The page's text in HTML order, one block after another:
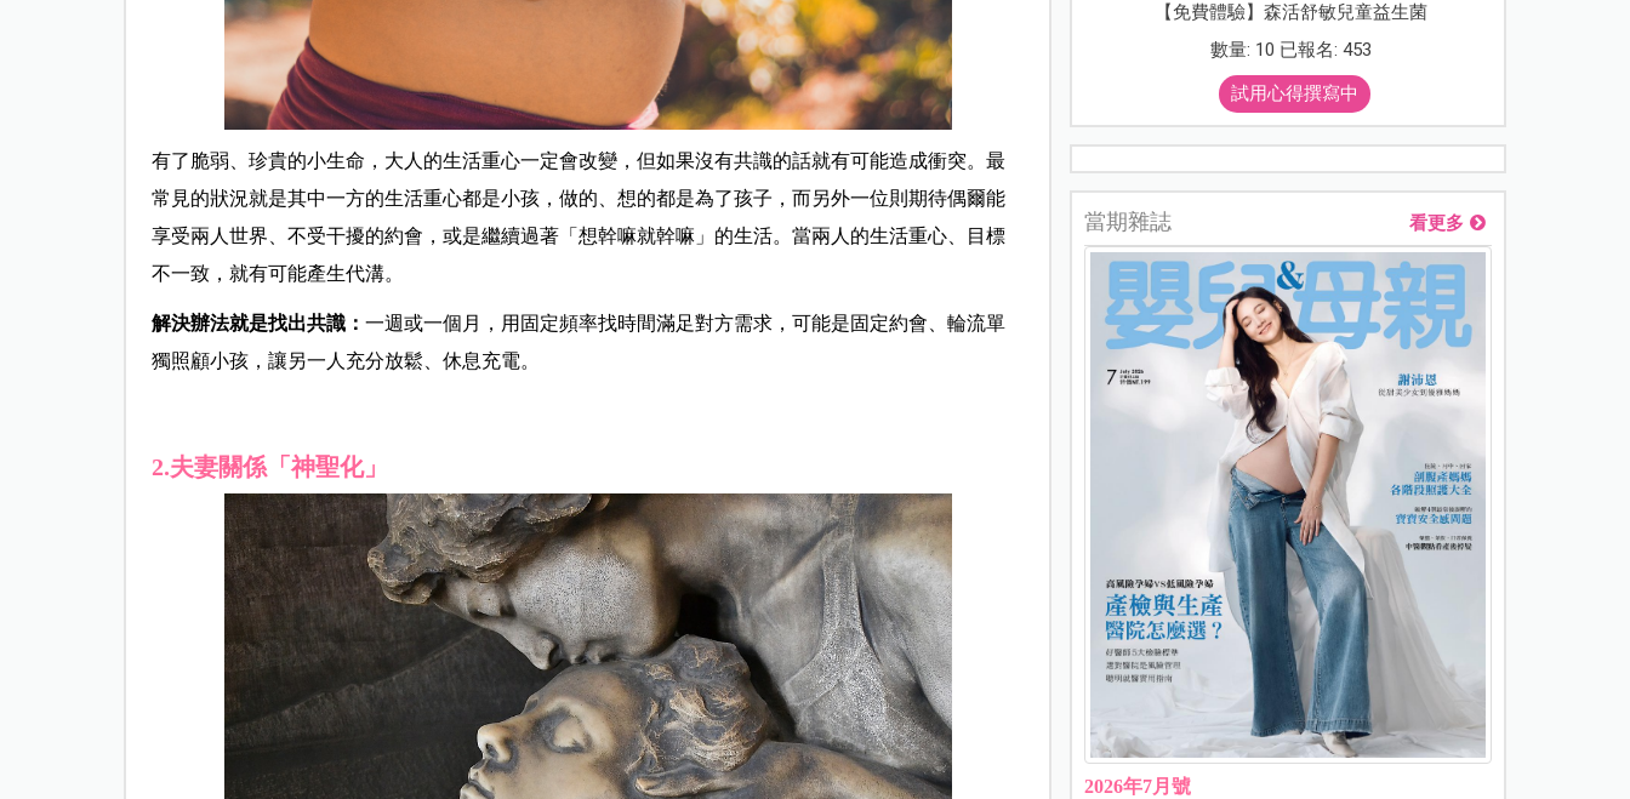
有了脆弱、珍貴的小生命，大人的生活重心一定會改變，但如果沒有共識的話就有可能造成衝突。最
常見的狀況就是其中一方的生活重心都是小孩，做的、想的都是為了孩子，而另外一位則期待偶爾能
享受兩人世界、不受干擾的約會，或是繼續過著「想幹嘛就幹嘛」的生活。當兩人的生活重心、目標
不一致，就有可能產生代溝。
解決辦法就是找出共識： 一週或一個月，用固定頻率找時間滿足對方需求，可能是固定約會、輪流單
獨照顧小孩，讓另一人充分放鬆、休息充電。
2.夫妻關係「神聖化」
【免費體驗】森活舒敏兒童益生菌
數量: 10 已報名: 453
試用心得撰寫中
當期雜誌 看更多
2026年7月號